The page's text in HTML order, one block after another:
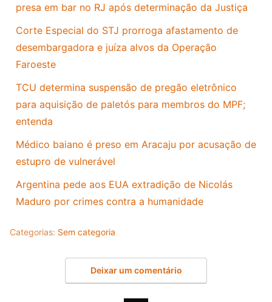
presa em bar no RJ após determinação da Justiça
Corte Especial do STJ prorroga afastamento de
desembargadora e juíza alvos da Operação
Faroeste
TCU determina suspensão de pregão eletrônico
para aquisição de paletós para membros do MPF;
entenda
Médico baiano é preso em Aracaju por acusação de
estupro de vulnerável
Argentina pede aos EUA extradição de Nicolás
Maduro por crimes contra a humanidade
Categorias: Sem categoria
Deixar um comentário